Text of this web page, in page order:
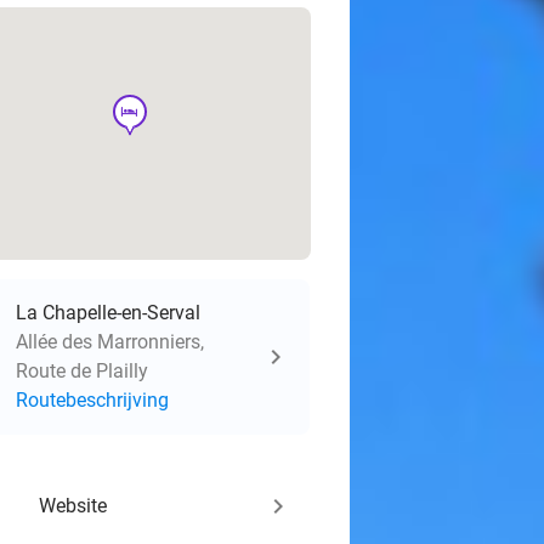
hotel
La Chapelle-en-Serval
Allée des Marronniers,
Route de Plailly
Routebeschrijving
Website keyboard_arrow_right